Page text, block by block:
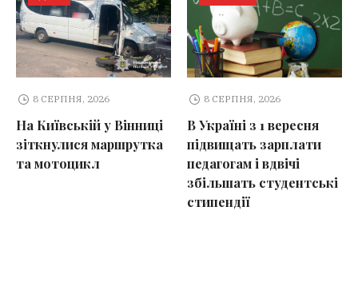
8 СЕРПНЯ, 2026
На Київській у Вінниці
зіткнулися маршрутка
та мотоцикл
8 СЕРПНЯ, 2026
В Україні з 1 вересня
підвищать зарплати
педагогам і вдвічі
збільшать студентські
стипендії